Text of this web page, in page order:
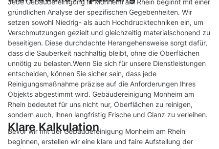
Jede Gebäudereinigung in Monheim am Rhein beginnt mit einer
gründlichen Analyse der spezifischen Gegebenheiten. Wir
setzen sowohl Niedrig- als auch Hochdrucktechniken ein, um
Verschmutzungen gezielt und gleichzeitig materialschonend zu
beseitigen. Diese durchdachte Herangehensweise sorgt dafür,
dass die Sauberkeit nachhaltig bleibt, ohne die Oberflächen
unnötig zu belasten.Wenn Sie sich für unsere Dienstleistungen
entscheiden, können Sie sicher sein, dass jede
Reinigungsmaßnahme präzise auf die Anforderungen Ihres
Objekts abgestimmt wird. Gebäudereinigung Monheim am
Rhein bedeutet für uns nicht nur, Oberflächen zu reinigen,
sondern auch, ihnen langfristig Frische und Glanz zu verleihen.
Klare Kalkulation
Bevor wir mit der Gebäudereinigung Monheim am Rhein
beginnen, erstellen wir eine klare und faire Aufstellung der